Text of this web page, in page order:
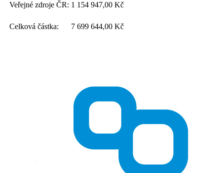
Veřejné zdroje ČR: 1 154 947,00 Kč
Celková částka: 7 699 644,00 Kč